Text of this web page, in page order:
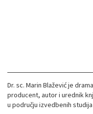
Dr. sc. Marin Blažević je
producent, autor i urednik
u području izvedbenih